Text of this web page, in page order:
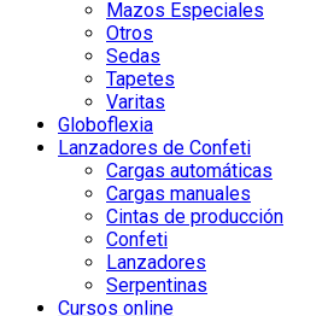
Mazos Especiales
Otros
Sedas
Tapetes
Varitas
Globoflexia
Lanzadores de Confeti
Cargas automáticas
Cargas manuales
Cintas de producción
Confeti
Lanzadores
Serpentinas
Cursos online